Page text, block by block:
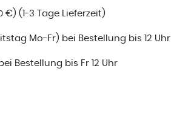
(1-3 Tage Lieferzeit)
Mo-Fr) bei Bestellung bis 12 Uhr
Bestellung bis Fr 12 Uhr